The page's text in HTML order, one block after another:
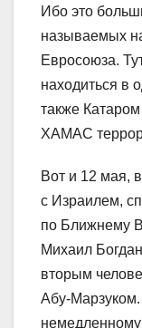
Ибо это
называемых
Евросоюза.
находиться в
также
ХАМАС
Вот и 12 мая,
с Израилем,
по Ближнему
Михаил
вторым
Абу-